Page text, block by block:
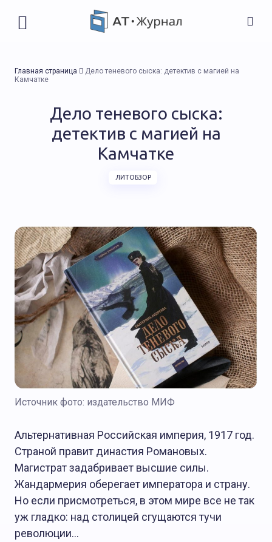
Редакция 04.02.2025
Главная страница
Дело теневого сыска: детектив с магией на
Камчатке
Дело теневого сыска:
детектив с магией на
Камчатке
ЛИТОБЗОР
Источник фото: издательство МИФ
Альтернативная Российская империя, 1917 год.
Страной правит династия Романовых.
Магистрат задабривает высшие силы.
Жандармерия оберегает императора и страну.
Но если присмотреться, в этом мире все не так
уж гладко: над столицей сгущаются тучи
революции…